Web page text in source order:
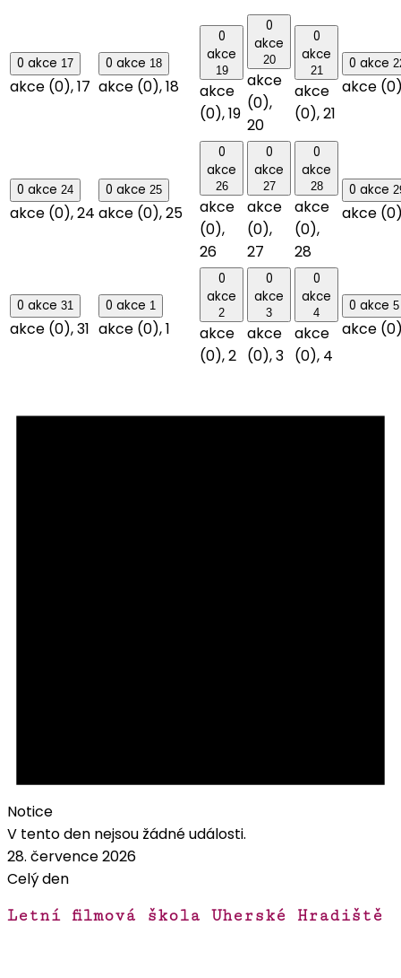
0 akce 17
akce (0),17
0 akce 18
akce (0),18
0
akce
19
akce
(0),19
0
akce
20
akce
(0),
20
0
akce
21
akce
(0),21
0 akce
akce
0 akce 24
akce (0),24
0 akce 25
akce (0),25
0
akce
26
akce
(0),
26
0
akce
27
akce
(0),
27
0
akce
28
akce
(0),
28
0 akce
akce
0 akce 31
akce (0),31
0 akce 1
akce (0),1
0
akce
2
akce
(0),2
0
akce
3
akce
(0),3
0
akce
4
akce
(0), 4
0 akce 5
akce
Notice
V tento den nejsou žádné události.
28. července 2026
Celý den
Letní filmová škola Uherské Hradiště